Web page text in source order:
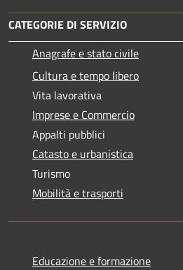
CATEGORIE DI SERVIZIO
Anagrafe e stato civile
Cultura e tempo libero
Vita lavorativa
Imprese e Commercio
Appalti pubblici
Catasto e urbanistica
Turismo
Mobilità e trasporti
Educazione e formazione